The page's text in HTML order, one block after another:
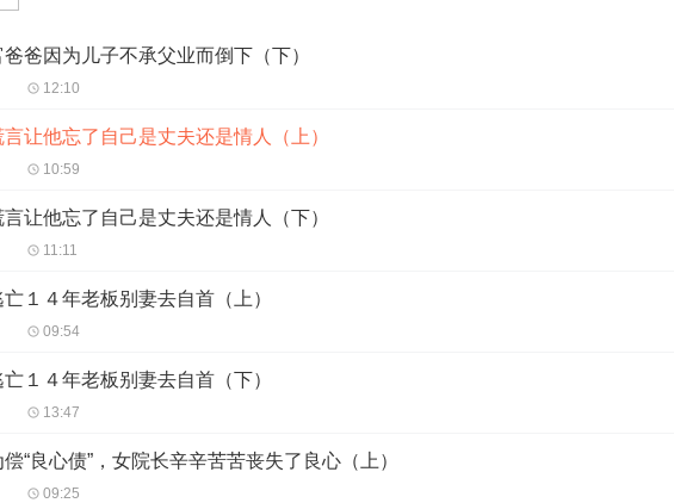
爸因为儿子不承父业而倒下（下）
12:10
让他忘了自己是丈夫还是情人（上）
10:59
让他忘了自己是丈夫还是情人（下）
11:11
１４年老板别妻去自首（上）
09:54
１４年老板别妻去自首（下）
13:47
“良心债”，女院长辛辛苦苦丧失了良心（上）
09:25